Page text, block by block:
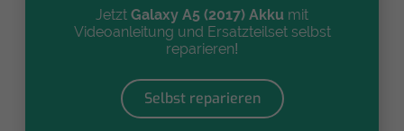
Jetzt Galaxy A5 (2017) Akku mit
Videoanleitung und Ersatzteilset selbst
reparieren!
Selbst reparieren